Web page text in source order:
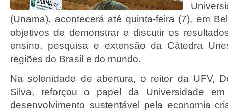
(Unama), acontecerá até quinta-feira (7), em
objetivos de demonstrar e discutir os
ensino, pesquisa e extensão da Cátedra
regiões do Brasil e do mundo.
Na solenidade de abertura, o reitor da UFV,
Silva, reforçou o papel da Universidade
desenvolvimento sustentável pela economia